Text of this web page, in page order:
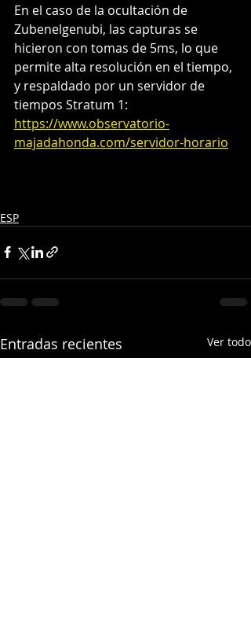
En el caso de la ocultación de
Zubenelgenubi, las capturas se
hicieron con tomas de 5ms, lo que
permite alta resolución en el tiempo,
y respaldado por un servidor de
tiempos Stratum 1:
https://www.observatorio-
majadahonda.com/servidor-horario
ESP
Entradas recientes Ver todo